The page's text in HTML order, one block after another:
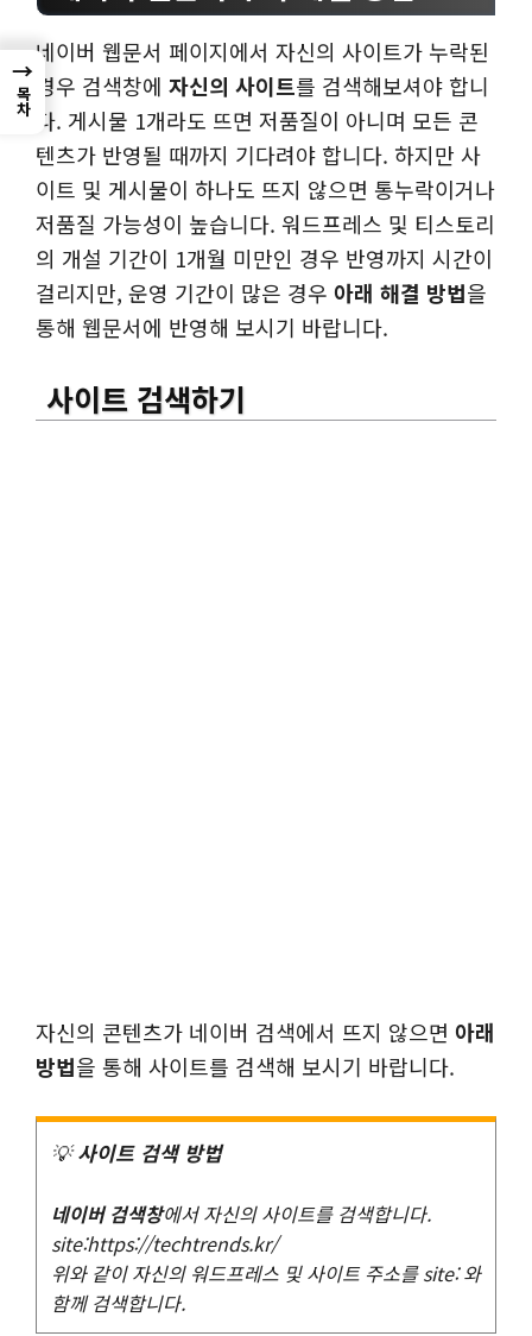
네이버 웹문서 페이지에서 자신의 사이트가 누락된
경우 검색창에 자신의 사이트를 검색해보셔야 합니
다. 게시물 1개라도 뜨면 저품질이 아니며 모든 콘
텐츠가 반영될 때까지 기다려야 합니다. 하지만 사
이트 및 게시물이 하나도 뜨지 않으면 통누락이거나
저품질 가능성이 높습니다. 워드프레스 및 티스토리
의 개설 기간이 1개월 미만인 경우 반영까지 시간이
걸리지만, 운영 기간이 많은 경우 아래 해결 방법을
통해 웹문서에 반영해 보시기 바랍니다.
사이트 검색하기
자신의 콘텐츠가 네이버 검색에서 뜨지 않으면 아래
방법을 통해 사이트를 검색해 보시기 바랍니다.
💡사이트 검색 방법
네이버 검색창에서 자신의 사이트를 검색합니다.
site:https://techtrends.kr/
위와 같이 자신의 워드프레스 및 사이트 주소를 site: 와
함께 검색합니다.
→
목차